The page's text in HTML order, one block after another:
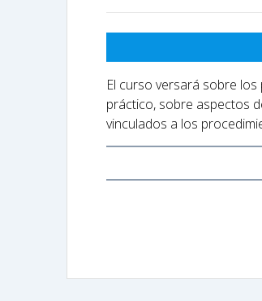
El curso versará sobre
práctico, sobre aspectos
vinculados a los